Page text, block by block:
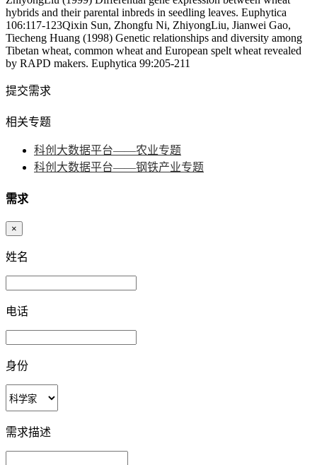
提交需求
相关专题
科创大数据平台——农业专题
科创大数据平台——钢铁产业专题
需求
×
姓名
电话
身份
需求描述